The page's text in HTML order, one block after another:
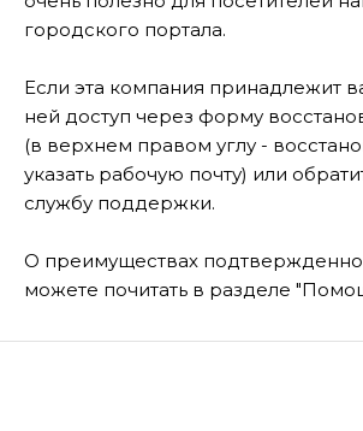
городского портала.
Если эта компания принадлежит
ней доступ через форму
(в верхнем правом углу -
указать рабочую почту) или
службу поддержки.
О преимуществах
можете почитать в разделе